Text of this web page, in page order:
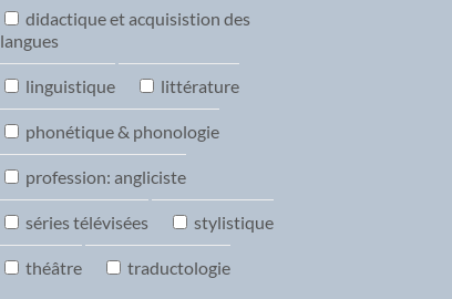
didactique et acquisistion des
langues
linguistique littérature
phonétique & phonologie
profession: angliciste
séries télévisées stylistique
théâtre traductologie